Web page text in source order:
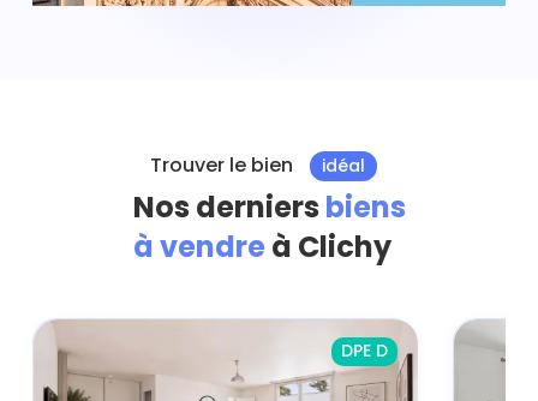
Trouver le bien idéal
Nos derniers biens
à vendre à Clichy
DPE D